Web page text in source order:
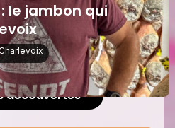
le jambon qui
découvertes